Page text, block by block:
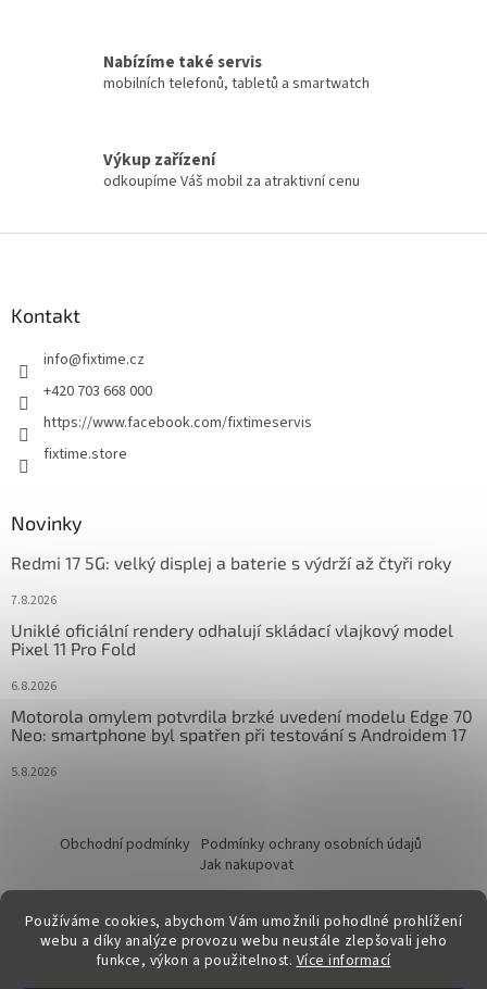
Používáme cookies, abychom Vám umožnili pohodlné prohlížení
webu a díky analýze provozu webu neustále zlepšovali jeho
funkce, výkon a použitelnost. Více informací
Nabízíme také servis
mobilních telefonů, tabletů a smartwatch
Výkup zařízení
odkoupíme Váš mobil za atraktivní cenu
Kontakt
info@fixtime.cz
+420 703 668 000
https://www.facebook.com/fixtimeservis
fixtime.store
Novinky
Redmi 17 5G: velký displej a baterie s výdrží až čtyři roky
7.8.2026
Uniklé oficiální rendery odhalují skládací vlajkový model
Pixel 11 Pro Fold
6.8.2026
Motorola omylem potvrdila brzké uvedení modelu Edge 70
Neo: smartphone byl spatřen při testování s Androidem 17
5.8.2026
Obchodní podmínky Podmínky ochrany osobních údajů
Jak nakupovat
Vytvořil Shoptet